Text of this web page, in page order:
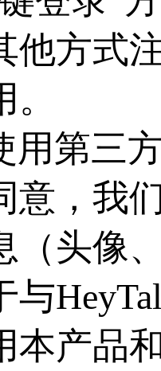
他方式
用第三
意，我
（头像
与
本产品